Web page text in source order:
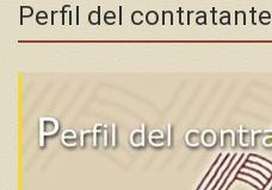
Perfil del contratante